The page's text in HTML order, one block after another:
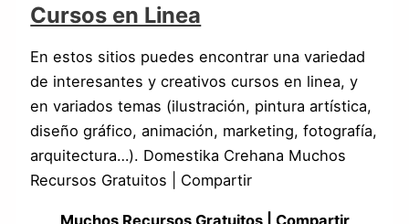
Cursos en Linea
En estos sitios puedes encontrar una variedad
de interesantes y creativos cursos en linea, y
en variados temas (ilustración, pintura artística,
diseño gráfico, animación, marketing, fotografía,
arquitectura…). Domestika Crehana Muchos
Recursos Gratuitos | Compartir
Muchos Recursos Gratuitos | Compartir